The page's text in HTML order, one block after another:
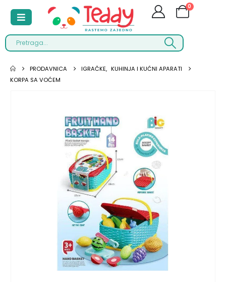
0
PRODAVNICA IGRAČKE, KUHINJA I KUĆNI APARATI
KORPA SA VOĆEM